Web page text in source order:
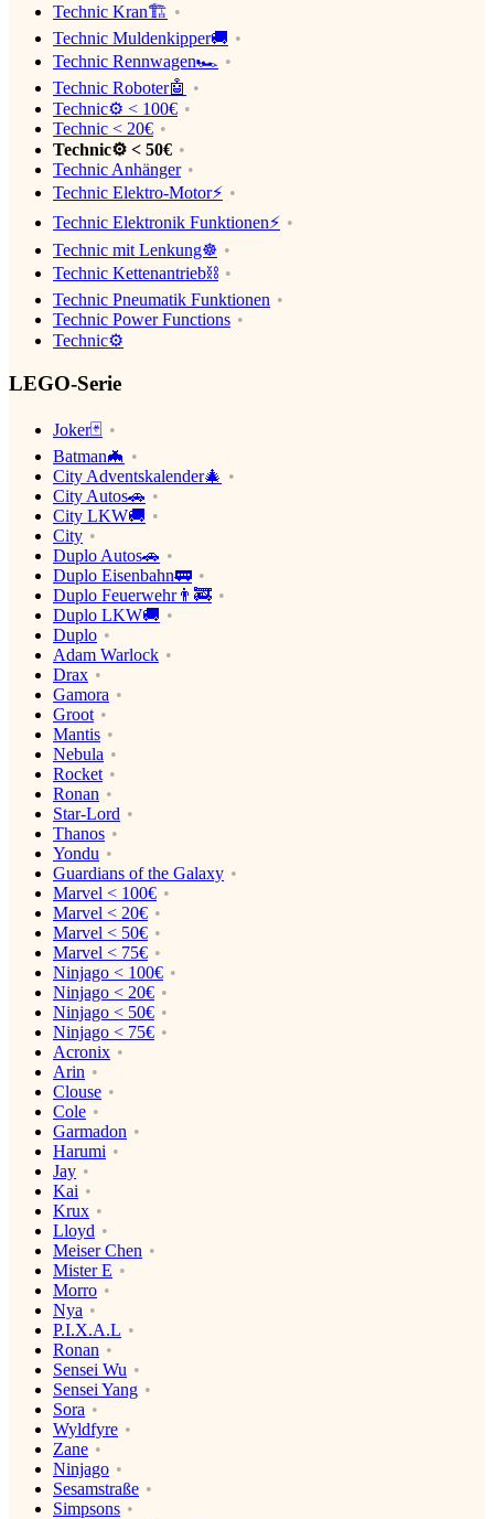
Technic Kran🏗
Technic Muldenkipper🚚
Technic Rennwagen🏎
Technic Roboter🤖
Technic⚙️ < 100€
Technic < 20€
Technic⚙️ < 50€
Technic Anhänger
Technic Elektro-Motor⚡️
Technic Elektronik Funktionen⚡️
Technic mit Lenkung☸️
Technic Kettenantrieb⛓
Technic Pneumatik Funktionen
Technic Power Functions
Technic⚙️
LEGO-Serie
Joker🃏
Batman🦇
City Adventskalender🎄
City Autos🚗
City LKW🚚
City
Duplo Autos🚗
Duplo Eisenbahn🚃
Duplo Feuerwehr👨‍🚒
Duplo LKW🚚
Duplo
Adam Warlock
Drax
Gamora
Groot
Mantis
Nebula
Rocket
Ronan
Star-Lord
Thanos
Yondu
Guardians of the Galaxy
Marvel < 100€
Marvel < 20€
Marvel < 50€
Marvel < 75€
Ninjago < 100€
Ninjago < 20€
Ninjago < 50€
Ninjago < 75€
Acronix
Arin
Clouse
Cole
Garmadon
Harumi
Jay
Kai
Krux
Lloyd
Meiser Chen
Mister E
Morro
Nya
P.I.X.A.L
Ronan
Sensei Wu
Sensei Yang
Sora
Wyldfyre
Zane
Ninjago
Sesamstraße
Simpsons